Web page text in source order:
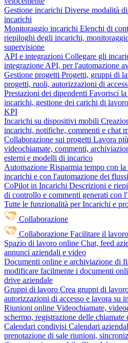
Gestione incarichi Diverse modalità
incarichi
Monitoraggio incarichi Elenchi di
riepiloghi degli incarichi,
supervisione
API e integrazioni Collegare gli
integrazione API, per l'automazione
Gestione progetti Progetti, gruppi di
progetti, ruoli, autorizzazioni di
Prestazioni dei dipendenti Favorisci
incarichi, gestione dei carichi di
KPI
Incarichi su dispositivi mobili
incarichi, notifiche, commenti e chat
Collaborazione sui progetti Lavora
videochiamate, commenti,
esterni e modelli di incarico
Automazione Risparmia tempo con
incarichi e con l'automazione dei
CoPilot in Incarichi Descrizioni e
di controllo e commenti generati con
Tutte le funzionalità per Incarichi e
Collaborazione
Collaborazione Facilitare il
Spazio di lavoro online Chat, feed
annunci aziendali e video
Documenti online e archiviazione di
modificare facilmente i documenti
drive aziendale
Gruppi di lavoro Crea gruppi di
autorizzazioni di accesso e lavora su
Riunioni online Videochiamate,
schermo, registrazione delle chiamate
Calendari condivisi Calendari
prenotazione di sale riunioni,